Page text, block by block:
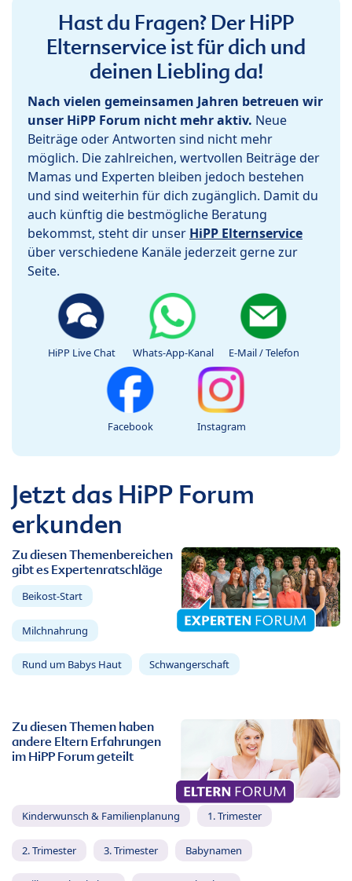
Hast du Fragen? Der HiPP
Elternservice ist für dich und
deinen Liebling da!
Nach vielen gemeinsamen Jahren betreuen wir
unser HiPP Forum nicht mehr aktiv. Neue
Beiträge oder Antworten sind nicht mehr
möglich. Die zahlreichen, wertvollen Beiträge der
Mamas und Experten bleiben jedoch bestehen
und sind weiterhin für dich zugänglich. Damit du
auch künftig die bestmögliche Beratung
bekommst, steht dir unser HiPP Elternservice
über verschiedene Kanäle jederzeit gerne zur
Seite.
HiPP Live Chat Whats-App-Kanal E-Mail / Telefon
Facebook Instagram
Jetzt das HiPP Forum
erkunden
Zu diesen Themenbereichen
gibt es Expertenratschläge
Beikost-Start
Milchnahrung
Rund um Babys Haut Schwangerschaft
Zu diesen Themen haben
andere Eltern Erfahrungen
im HiPP Forum geteilt
Kinderwunsch & Familienplanung 1. Trimester
2. Trimester 3. Trimester Babynamen